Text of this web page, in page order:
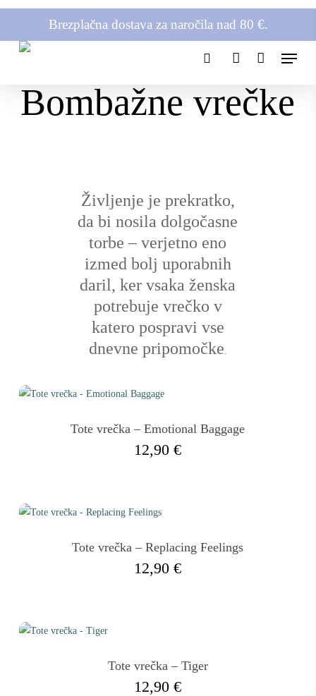
Skip
Brezplačna dostava za naročila nad 80 €.
search account
Menu
Bombažne vrečke
Življenje je prekratko,
da bi nosila dolgočasne
torbe – verjetno eno
izmed bolj uporabnih
daril, ker vsaka ženska
potrebuje vrečko v
katero pospravi vse
dnevne pripomočke.
Tote vrečka – Emotional Baggage
12,90€
Tote vrečka – Replacing Feelings
12,90€
Tote vrečka – Tiger
12,90€